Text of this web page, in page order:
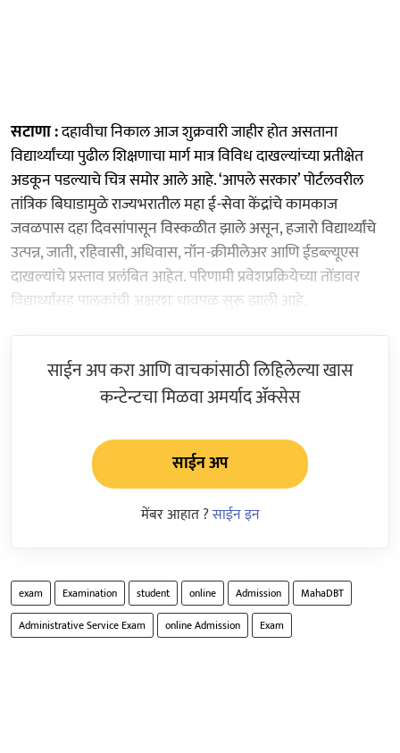
सटाणा :दहावीचा निकाल आज शुक्रवारी जाहीर होत असताना
विद्यार्थ्यांच्या पुढील शिक्षणाचा मार्ग मात्र विविध दाखल्यांच्या प्रतीक्षेत
अडकून पडल्याचे चित्र समोर आले आहे. ‘आपले सरकार’ पोर्टलवरील
तांत्रिक बिघाडामुळे राज्यभरातील महा ई-सेवा केंद्रांचे कामकाज
जवळपास दहा दिवसांपासून विस्कळीत झाले असून, हजारो विद्यार्थ्यांचे
उत्पन्न, जाती, रहिवासी, अधिवास, नॉन-क्रीमीलेअर आणि ईडब्ल्यूएस
दाखल्यांचे प्रस्ताव प्रलंबित आहेत. परिणामी प्रवेशप्रक्रियेच्या तोंडावर
विद्यार्थ्यांसह पालकांची अक्षरशः धावपळ सुरू झाली आहे.
साईन अप करा आणि वाचकांसाठी लिहिलेल्या खास
कन्टेन्टचा मिळवा अमर्याद ॲक्सेस
साईन अप
मेंबर आहात ?साईन इन
exam Examination student online Admission
MahaDBT
Administrative Service Exam
online Admission Exam